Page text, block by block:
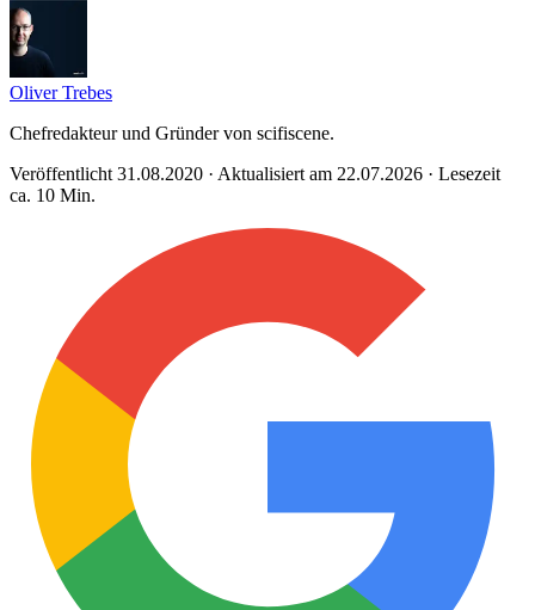
Oliver Trebes
Chefredakteur und Gründer von scifiscene.
Veröffentlicht 31.08.2020 · Aktualisiert am 22.07.2026 · Lesezeit
ca. 10 Min.